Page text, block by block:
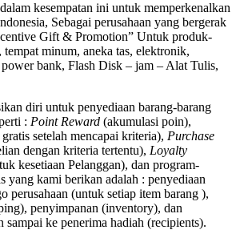
kesempatan ini untuk memperkenalkan
Sebagai perusahaan yang bergerak
Gift & Promotion” Untuk produk-
minum, aneka tas, elektronik,
bank, Flash Disk – jam – Alat Tulis,
diri untuk penyediaan barang-barang
: Point Reward (akumulasi poin),
setelah mencapai kriteria), Purchase
dengan kriteria tertentu), Loyalty
kesetiaan Pelanggan), dan program-
yang kami berikan adalah : penyediaan
perusahaan (untuk setiap item barang ),
penyimpanan (inventory), dan
sampai ke penerima hadiah (recipients).